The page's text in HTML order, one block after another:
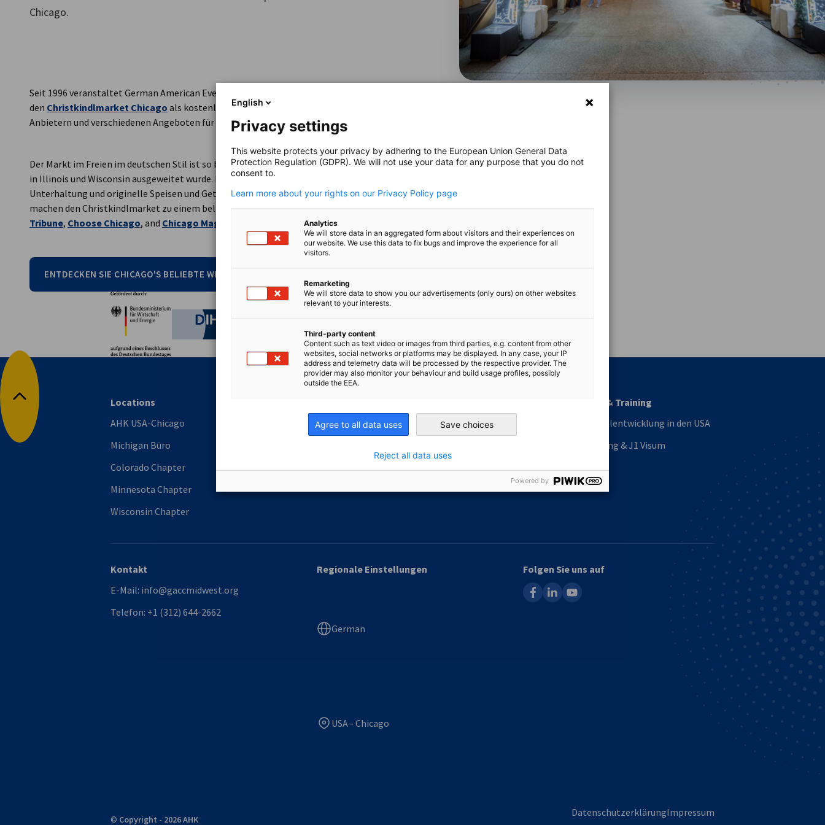
Chicago.
Seit 1996 veranstaltet German American Events, LLC, eine Tochtergesellschaft der AHK USA-Chicago,
den Christkindlmarket Chicago als kostenlose Veranstaltung mit internationalen und lokalen
Anbietern und verschiedenen Angeboten für alle Altersgruppen.
Der Markt im Freien im deutschen Stil ist so beliebt, dass er in der Vergangenheit auf mehrere Standorte
in Illinois und Wisconsin ausgeweitet wurde. Das einzigartige Einkaufserlebnis, die fröhliche Live-
Unterhaltung und originelle Speisen und Getränke wie der aus Deutschland importierte Glühwein
machen den Christkindlmarket zu einem beliebten Ziel, über das auch große Medien wie
Tribune, Choose Chicago, and Chicago Magazine
ENTDECKEN SIE CHICAGO'S BELIEBTE WEIHNACHTSTRADITION
Bundesministerium für Wirtschaft und Energie
Nach oben
Locations
AHK USA-Chicago
Michigan Büro
Colorado Chapter
Minnesota Chapter
Wisconsin Chapter
US Market Entry Bootcamp –
Business Training USA
Messen
Talent & Training
Personalentwicklung in den USA
Recruiting & J1 Visum
Kontakt
E-Mail: info@gaccmidwest.org
Telefon: +1 (312) 644-2662
Regionale Einstellungen
German
USA - Chicago
Folgen Sie uns auf
facebooklinkedinyoutube
DatenschutzerklärungImpressum
© Copyright - 2026 AHK
English
Privacy settings
This website protects your privacy by adhering to the European Union General Data
Protection Regulation (GDPR). We will not use your data for any purpose that you do not
consent to.
Learn more about your rights on our Privacy Policy page
Analytics
We will store data in an aggregated form about visitors and their experiences on
our website. We use this data to fix bugs and improve the experience for all
visitors.
Remarketing
We will store data to show you our advertisements (only ours) on other websites
relevant to your interests.
Third-party content
Content such as text video or images from third parties, e.g. content from other
websites, social networks or platforms may be displayed. In any case, your IP
address and telemetry data will be processed by the respective provider. The
provider may also monitor your behaviour and build usage profiles, possibly
outside the EEA.
Agree to all data uses Save choices
Reject all data uses
Powered by